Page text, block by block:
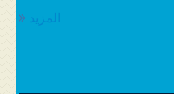
المزيد